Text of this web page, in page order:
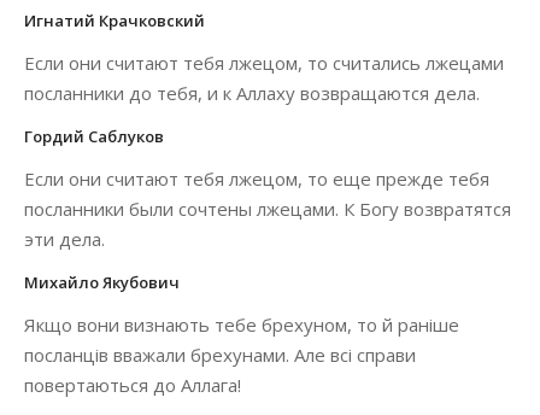
Игнатий Крачковский
Если они считают тебя лжецом, то считались лжецами
посланники до тебя, и к Аллаху возвращаются дела.
Гордий Саблуков
Если они считают тебя лжецом, то еще прежде тебя
посланники были сочтены лжецами. К Богу возвратятся
эти дела.
Михайло Якубович
Якщо вони визнають тебе брехуном, то й раніше
посланців вважали брехунами. Але всі справи
повертаються до Аллага!